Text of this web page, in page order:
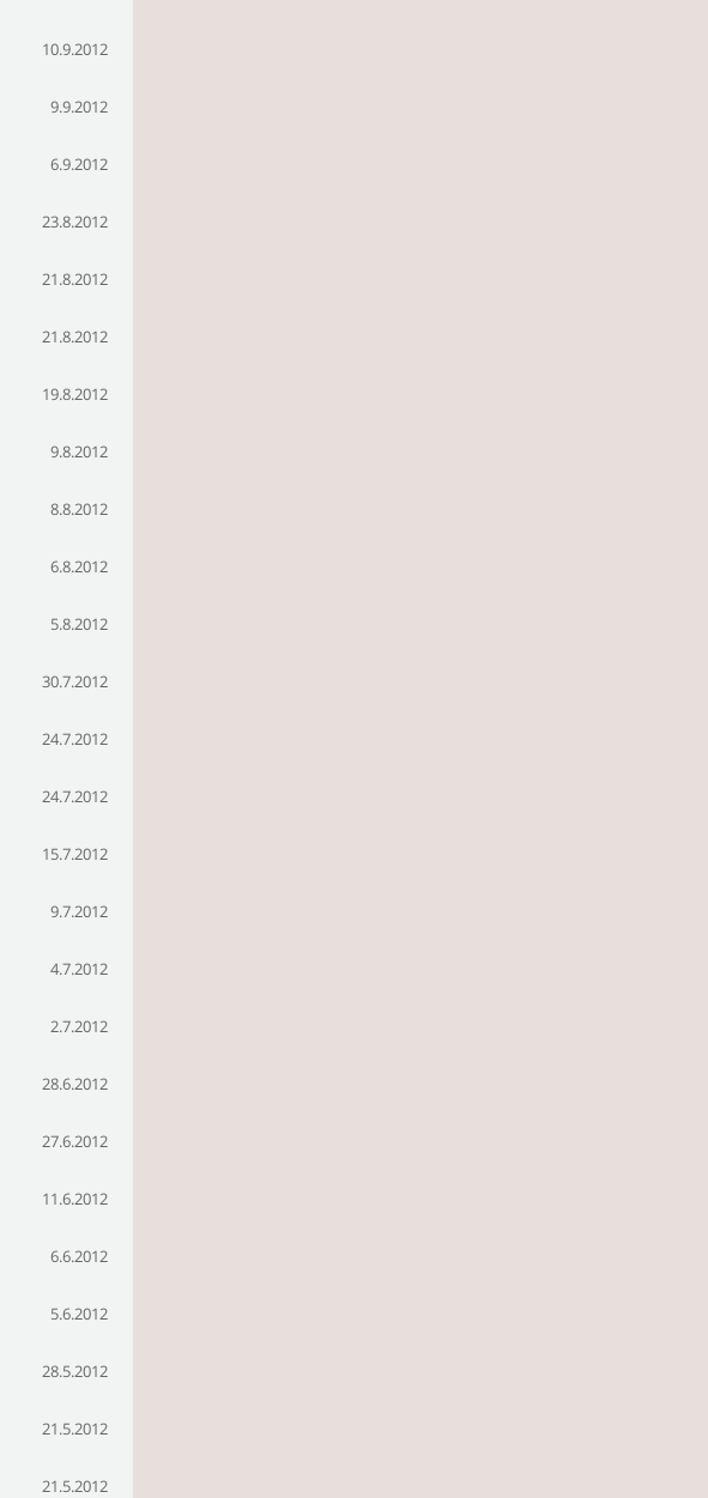
10.9.2012
9.9.2012
6.9.2012
23.8.2012
21.8.2012
21.8.2012
19.8.2012
9.8.2012
8.8.2012
6.8.2012
5.8.2012
30.7.2012
24.7.2012
24.7.2012
15.7.2012
9.7.2012
4.7.2012
2.7.2012
28.6.2012
27.6.2012
11.6.2012
6.6.2012
5.6.2012
28.5.2012
21.5.2012
21.5.2012